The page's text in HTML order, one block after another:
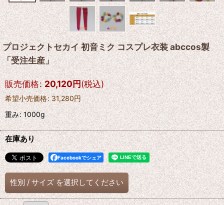
プロジェクトセカイ 初音ミク コスプレ衣装 abccos製
「受注生産」
販売価格: 20,120円(税込)
希望小売価格: 31,280円
重み:1000g
在庫あり
Facebookでシェア
性別 / サイズ を選択してください